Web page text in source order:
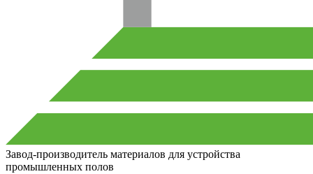
Завод-производитель материалов для устройства
промышленных полов